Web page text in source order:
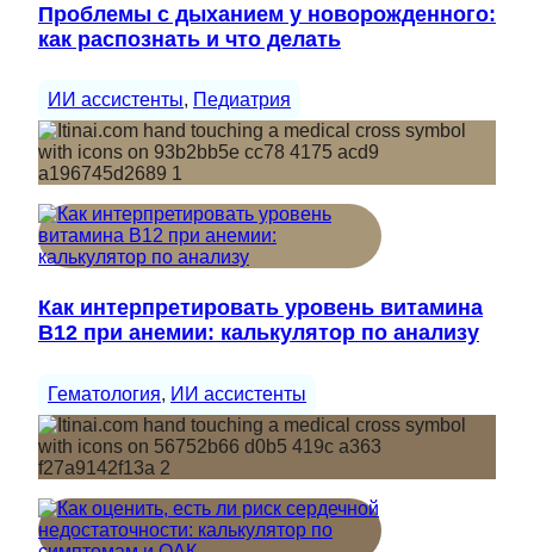
Проблемы с дыханием у новорожденного:
как распознать и что делать
ИИ ассистенты, Педиатрия
Как интерпретировать уровень витамина
B12 при анемии: калькулятор по анализу
Гематология, ИИ ассистенты